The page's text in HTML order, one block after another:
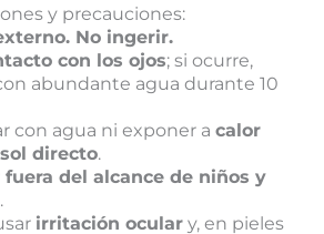
y precauciones:
No ingerir.
con los ojos; si ocurre,
abundante agua durante 10
con agua ni exponer a calor
sol directo.
del alcance de niños y
.
irritación oculary, en pieles